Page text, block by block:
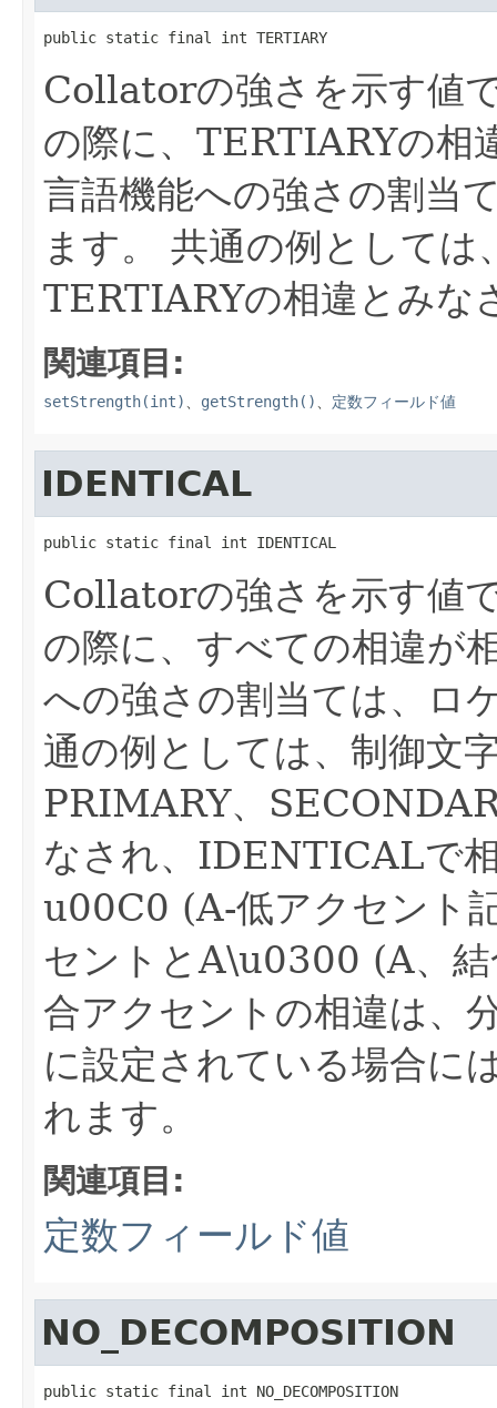
public static final int TERTIARY
Collatorの強さを示す値
の際に、TERTIARYの相
言語機能への強さの割当
ます。
共通の例としては
TERTIARYの相違とみな
関連項目:
setStrength(int) getStrength() 定数フィールド値
IDENTICAL
public static final int IDENTICAL
Collatorの強さを示す値
の際に、すべての相違が
への強さの割当ては、ロ
通の例としては、制御
PRIMARY、
なされ、IDENTICALで
u00C0 (A-低アクセント
セントとA\u0300 (A、
合アクセントの相違は
に設定されている場合
れます。
関連項目:
定数フィールド値
NO_DECOMPOSITION
public static final int NO_DECOMPOSITION